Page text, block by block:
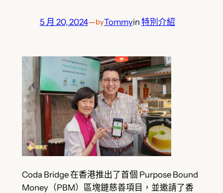
5 月 20, 2024—byTommyin 特別介紹
Coda Bridge 在香港推出了首個 Purpose Bound
Money（PBM）區塊鏈慈善項目，並邀請了香